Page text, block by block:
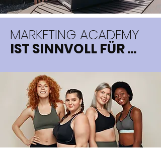
MARKETING ACADEMY
IST SINNVOLL FÜR ...